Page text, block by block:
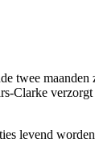
levend